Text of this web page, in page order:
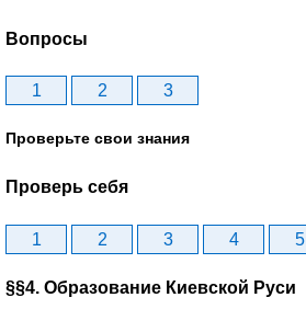
Вопросы
1 2 3
Проверьте свои знания
Проверь себя
1 2 3 4 5
§§4. Образование Киевской Руси